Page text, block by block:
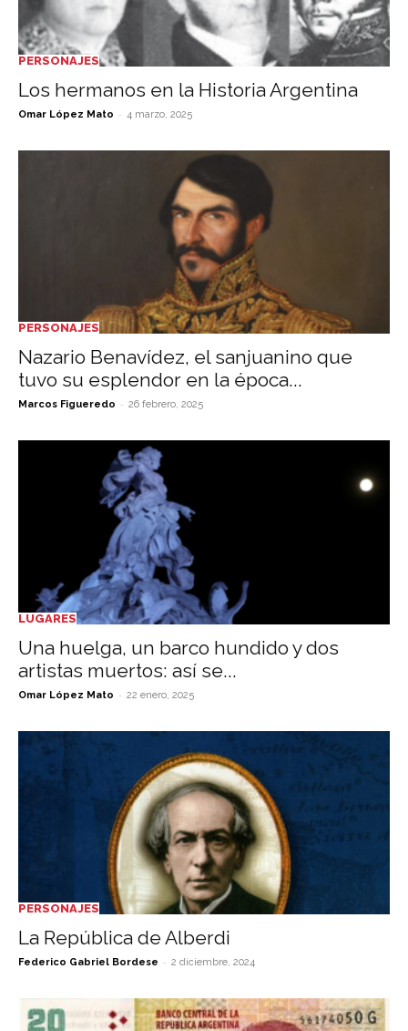
PERSONAJES
Los hermanos en la Historia Argentina
Omar López Mato - 4 marzo, 2025
PERSONAJES
Nazario Benavídez, el sanjuanino que
tuvo su esplendor en la época...
Marcos Figueredo - 26 febrero, 2025
LUGARES
Una huelga, un barco hundido y dos
artistas muertos: así se...
Omar López Mato - 22 enero, 2025
PERSONAJES
La República de Alberdi
Federico Gabriel Bordese - 2 diciembre, 2024